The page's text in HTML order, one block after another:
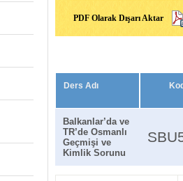
PDF Olarak Dışarı Aktar
Ders Adı
Balkanlar’da ve
TR’de Osmanlı
Geçmişi ve
Kimlik Sorunu